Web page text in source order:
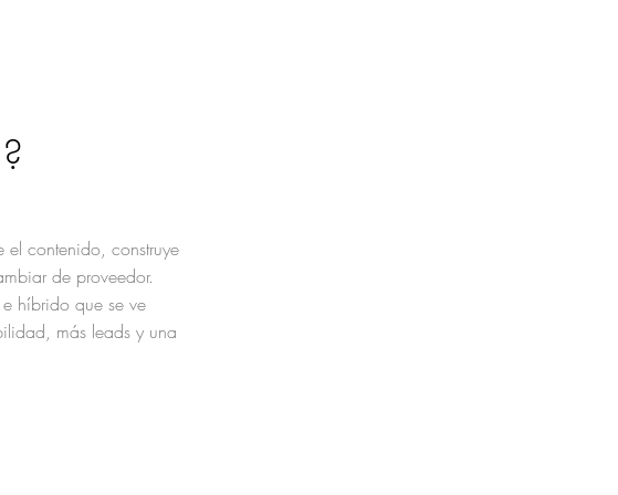
el contenido, construye
de proveedor.
híbrido que se ve
más leads y una